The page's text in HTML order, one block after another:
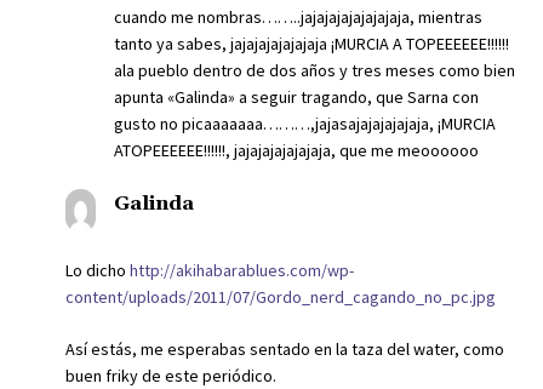
cuando me nombras……..jajajajajajajajaja, mientras
tanto ya sabes, jajajajajajajaja ¡MURCIA A TOPEEEEEE!!!!!!
ala pueblo dentro de dos años y tres meses como bien
apunta «Galinda» a seguir tragando, que Sarna con
gusto no picaaaaaaa………,jajasajajajajajaja, ¡MURCIA
ATOPEEEEEE!!!!!!, jajajajajajajaja, que me meoooooo
Galinda
Lo dicho http://akihabarablues.com/wp-
content/uploads/2011/07/Gordo_nerd_cagando_no_pc.jpg
Así estás, me esperabas sentado en la taza del water, como
buen friky de este periódico.